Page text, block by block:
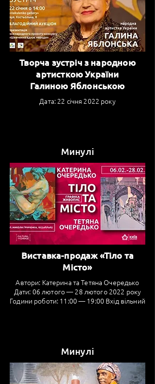
Творча зустріч з народною
артисткою України
Галиною Яблонською
Дата: 22 січня 2022 року
Минулі
Виставка-продаж «Тіло та
Місто»
Автори: Катерина та Тетяна Очередько
Дати: 06 лютого — 28 лютого 2022 року
Години роботи: 11:00 — 19:00 Вхід вільний
Минулі